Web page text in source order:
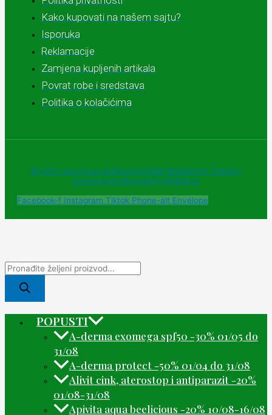
Kako kupovati na našem sajtu?
Isporuka
Reklamacije
Zamjena kupljenih artikala
Povrat robe i sredstava
Politika o kolačićima
© 2025 - Sva prava zadržava Apoteke "Belladonna" Trebinje |
Powered and designed by Webherzz
Facebook-f Instagram Tiktok Phone-alt Envelope
POPUSTI
A-derma exomega spf50 -30% 01/05 do
31/08
A-derma protect -50% 01/04 do 31/08
Alivit cink, aterostop i antiparazit -20%
01/08-31/08
Apivita aqua beelicious -20% 10/08-16/08